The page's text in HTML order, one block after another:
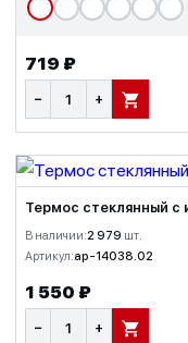
719 ₽
− + В
Термос стеклянный с
В наличии:2 979 шт.
Артикул:ap-14038.02
1 550 ₽
− + В